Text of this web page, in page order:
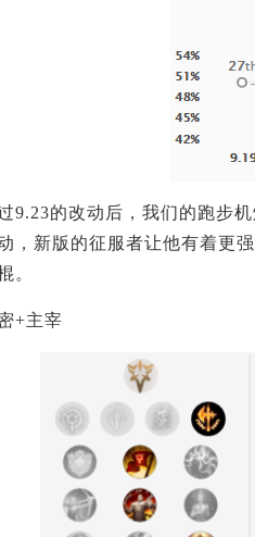
9.23的改动后，我们的跑步
，新版的征服者让他有着更
。
+主宰